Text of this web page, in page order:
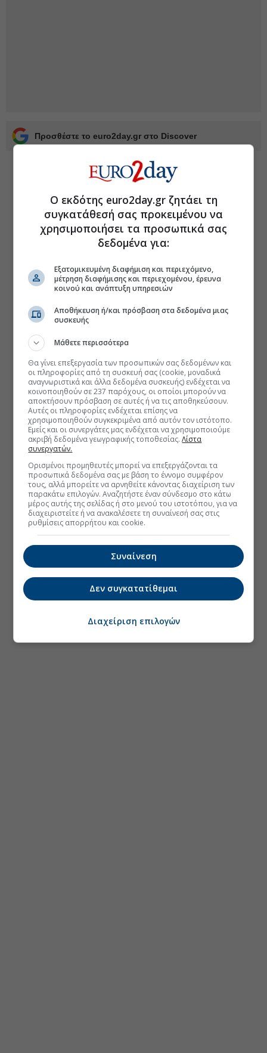
Προσθέστε το euro2day.gr στο Discover
Ο εκδότης euro2day.gr ζητάει τη
συγκατάθεσή σας προκειμένου να
χρησιμοποιήσει τα προσωπικά σας
δεδομένα για:
Εξατομικευμένη διαφήμιση και περιεχόμενο,
μέτρηση διαφήμισης και περιεχομένου, έρευνα
κοινού και ανάπτυξη υπηρεσιών
Αποθήκευση ή/και πρόσβαση στα δεδομένα μιας
συσκευής
Μάθετε περισσότερα
Θα γίνει επεξεργασία των προσωπικών σας δεδομένων και
οι πληροφορίες από τη συσκευή σας (cookie, μοναδικά
αναγνωριστικά και άλλα δεδομένα συσκευής) ενδέχεται να
κοινοποιηθούν σε 237 παρόχους, οι οποίοι μπορούν να
αποκτήσουν πρόσβαση σε αυτές ή να τις αποθηκεύσουν.
Αυτές οι πληροφορίες ενδέχεται επίσης να
χρησιμοποιηθούν συγκεκριμένα από αυτόν τον ιστότοπο.
Εμείς και οι συνεργάτες μας ενδέχεται να χρησιμοποιούμε
ακριβή δεδομένα γεωγραφικής τοποθεσίας.Λίστα
συνεργατών.
Ορισμένοι προμηθευτές μπορεί να επεξεργάζονται τα
προσωπικά δεδομένα σας με βάση το έννομο συμφέρον
τους, αλλά μπορείτε να αρνηθείτε κάνοντας διαχείριση των
παρακάτω επιλογών. Αναζητήστε έναν σύνδεσμο στο κάτω
μέρος αυτής της σελίδας ή στο μενού του ιστοτόπου, για να
διαχειριστείτε ή να ανακαλέσετε τη συναίνεσή σας στις
ρυθμίσεις απορρήτου και cookie.
Συναίνεση
Δεν συγκατατίθεμαι
Διαχείριση επιλογών